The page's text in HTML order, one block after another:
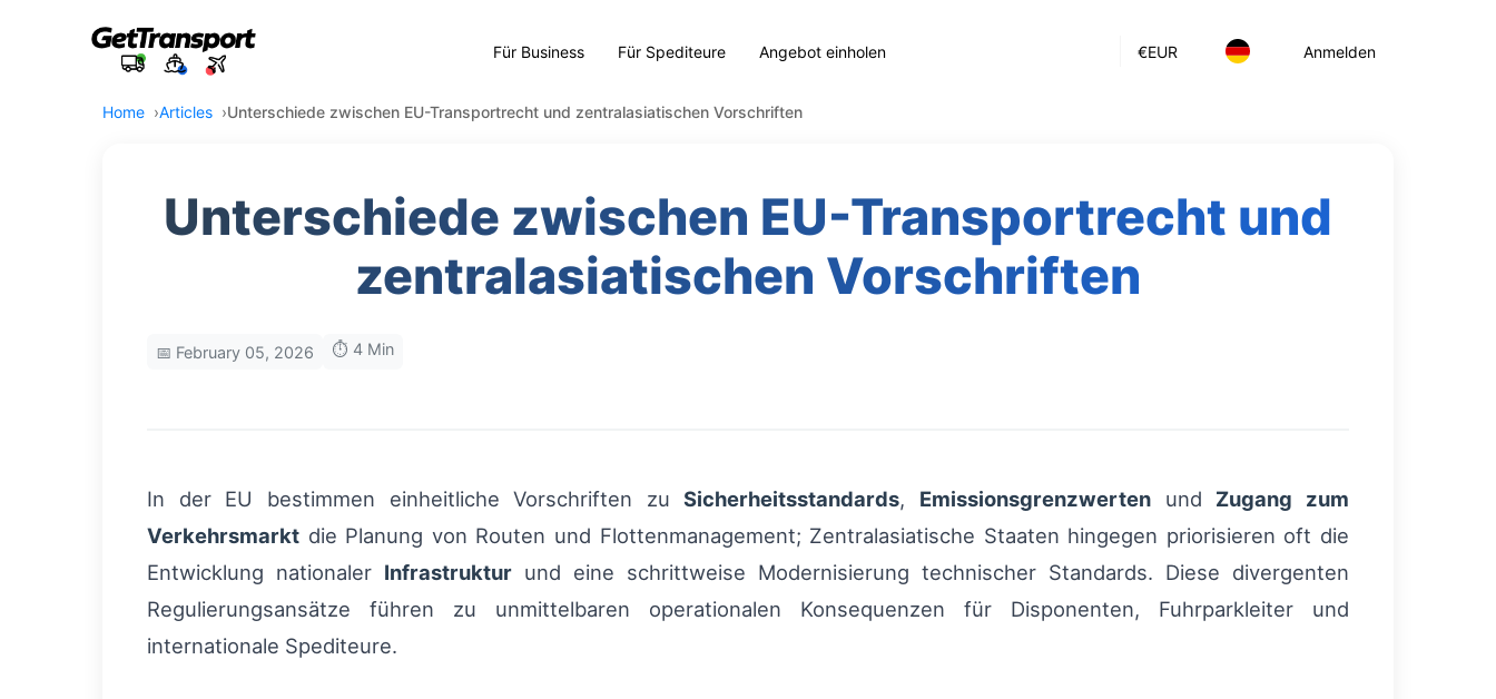
€EUR Anmelden
Für Business Für Spediteure Angebot einholen
Home Articles Unterschiede zwischen EU-Transportrecht und zentralasiatischen Vorschriften
Unterschiede zwischen EU-Transportrecht und
zentralasiatischen Vorschriften
📅 February 05, 2026 ⏱️ 4 Min
In der EU bestimmen einheitliche Vorschriften zuSicherheitsstandards, Emissionsgrenzwerten und Zugang zum
Verkehrsmarkt die Planung von Routen und Flottenmanagement; Zentralasiatische Staaten hingegen priorisieren oft die
Entwicklung nationaler Infrastruktur und eine schrittweise Modernisierung technischer Standards. Diese divergenten
Regulierungsansätze führen zu unmittelbaren operationalen Konsequenzen für Disponenten, Fuhrparkleiter und
internationale Spediteure.